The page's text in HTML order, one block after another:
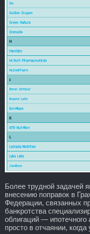
Более трудной задачей
внесению поправок в
Федерации, связанных
банкротства
облигаций — ипотечного
просто в отчаянии,